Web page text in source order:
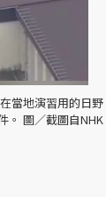
當地演習用的日野
。 圖／截圖自NHK